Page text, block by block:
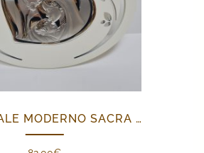
CAPEZZALE MODERNO SACRA FAMIGLIA